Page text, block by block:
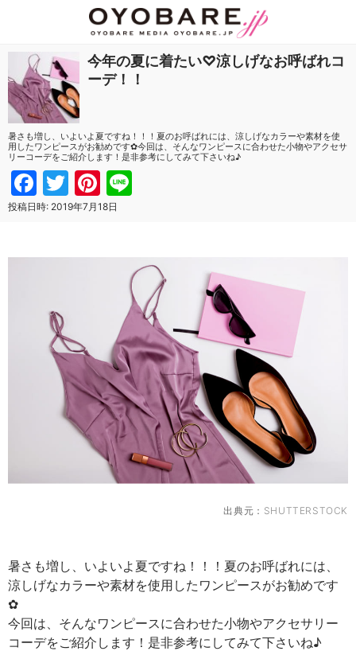
今年の夏に着たい♡涼しげなお呼ばれコ
ーデ！！
暑さも増し、いよいよ夏ですね！！！夏のお呼ばれには、涼しげなカラーや素材を使
用したワンピースがお勧めです✿今回は、そんなワンピースに合わせた小物やアクセサ
リーコーデをご紹介します！是非参考にしてみて下さいね♪
Facebook
TwitterPinterest
投稿日時: 2019年7月18日
出典元： SHUTTERSTOCK
暑さも増し、いよいよ夏ですね！！！夏のお呼ばれには、
涼しげなカラーや素材を使用したワンピースがお勧めです
✿
今回は、そんなワンピースに合わせた小物やアクセサリー
コーデをご紹介します！是非参考にしてみて下さいね♪